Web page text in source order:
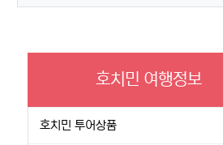
호치민 여행정보
호치민 투어상품